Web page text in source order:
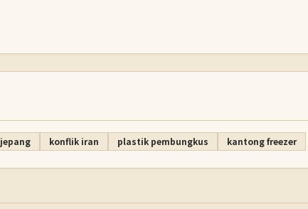
jepang konflik iran plastik pembungkus kantong freezer